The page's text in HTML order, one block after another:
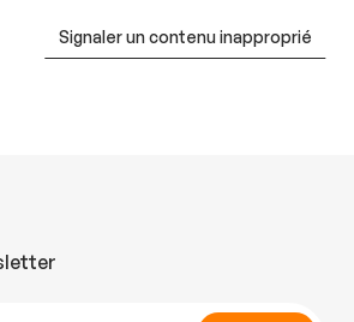
Signaler un contenu inapproprié